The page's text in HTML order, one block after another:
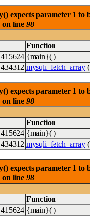
expects parameter 1 to
on line 98
Function
415624 {main}( )
434312 mysqli_fetch_array
expects parameter 1 to
on line 98
Function
415624 {main}( )
434312 mysqli_fetch_array
expects parameter 1 to
on line 98
Function
415624 {main}( )